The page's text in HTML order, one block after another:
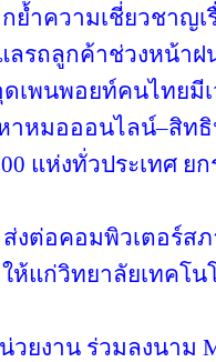
ย้ำความเชี่ยวชาญเ
ลรถลูกค้าช่วงหน้า
เพนพอยท์คนไทยมีเ
หาหมอออนไลน์–สิ
แห่งทั่วประเทศ
งต่อคอมพิวเตอร์ส
ห้แก่วิทยาลัยเทคโ
ยงาน ร่วมลงนาม